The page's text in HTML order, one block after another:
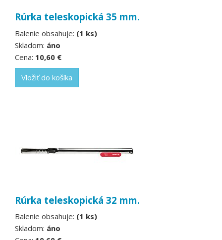
Rúrka teleskopická 35 mm.
Balenie obsahuje: (1 ks)
Skladom: áno
Cena: 10,60 €
Vložiť do košíka
Rúrka teleskopická 32 mm.
Balenie obsahuje: (1 ks)
Skladom: áno